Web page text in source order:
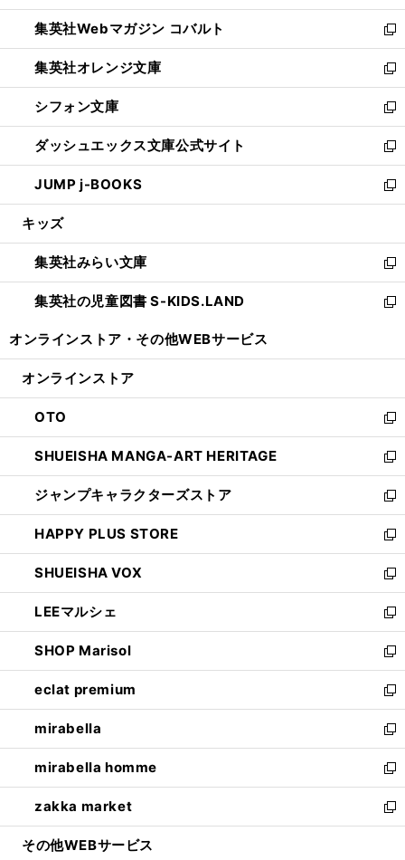
開
く
ウ
で
開
く
ン
ド
ウ
で
開
く
ウ
ィ
ン
ド
ウ
で
開
く
集英社Webマガジン コバルト
新
し
い
ウ
ィ
ン
ド
ウ
で
開
集英社オレンジ文庫
新
し
い
ウ
ィ
ン
ド
ウ
開
く
シフォン文庫
新
し
い
ウ
ィ
ン
ウ
で
開
く
ダッシュエックス文庫公式サイト
新
し
い
ウ
ン
ド
ウ
で
JUMP j-BOOKS
新
し
ウ
ィ
ン
ド
開
キッズ
集英社みらい文庫
新
し
い
ン
ウ
で
開
く
集英社の児童図書 S-KIDS.LAND
新
ウ
ン
ド
ウ
で
開
く
オンラインストア・ その他WEBサービス
オンラインストア
OTO
新
し
い
ウ
ィ
ン
ド
ウ
で
開
く
SHUEISHA MANGA-ART HERITAGE
新
し
い
ウ
ィ
ン
ド
ウ
で
開
く
ジャンプキャラクターズストア
新
し
い
ウ
ィ
ン
ド
ウ
で
開
く
HAPPY PLUS STORE
新
し
い
ウ
ィ
ン
ド
ウ
で
開
く
SHUEISHA VOX
新
し
い
ウ
ィ
ン
ド
ウ
で
開
く
LEEマルシェ
新
し
い
ウ
ィ
ン
ド
ウ
で
開
く
SHOP Marisol
新
し
い
ウ
ィ
ン
ド
ウ
で
開
eclat premium
新
し
い
ウ
ィ
ン
ド
ウ
mirabella
新
し
い
ウ
ィ
ン
mirabella homme
新
し
い
ウ
zakka market
新
し
その他WEBサービス